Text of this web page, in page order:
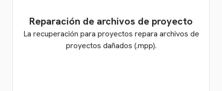
Reparación de archivos de proyecto
La recuperación para proyectos repara archivos de
proyectos dañados (.mpp).